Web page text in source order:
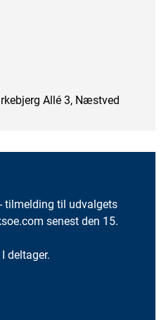
Allé 3, Næstved
tilmelding til udvalgets
senest den 15.
deltager.